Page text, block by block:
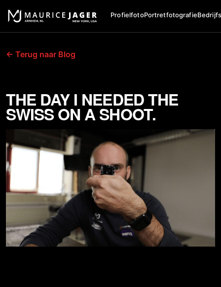
ProfielfotoPortretfotografie
← Terug naar Blog
THE DAY I NEEDED THE
SWISS ON A SHOOT.